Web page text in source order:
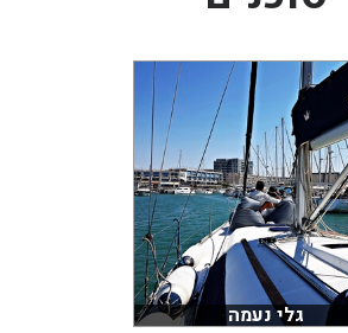
גלי נעמה